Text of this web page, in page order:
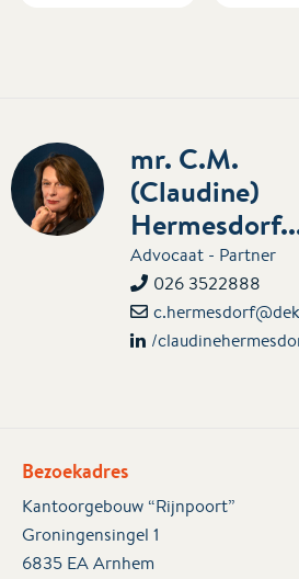
mr. C.M.
(Claudine)
Advocaat - Partner
026 3522888
/
Bezoekadres
Kantoorgebouw “Rijnpoort”
Groningensingel 1
6835 EA Arnhem